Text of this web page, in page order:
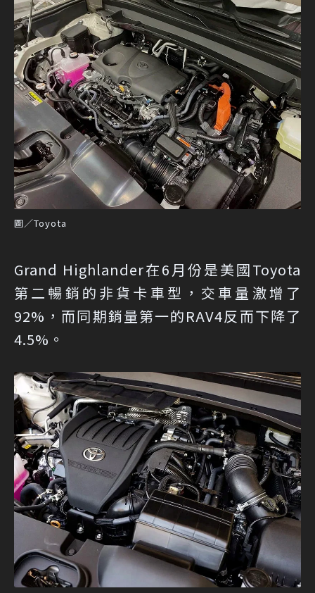
圖／Toyota
Grand Highlander在6月份是美國Toyota
第二暢銷的非貨卡車型，交車量激增了
92%，而同期銷量第一的RAV4反而下降了
4.5%。